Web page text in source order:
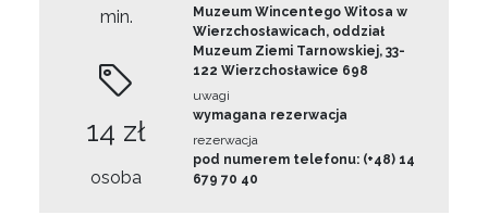
min.
14 zł
osoba
Muzeum Wincentego Witosa w
Wierzchosławicach, oddział
Muzeum Ziemi Tarnowskiej, 33-
122 Wierzchosławice 698
uwagi
wymagana rezerwacja
rezerwacja
pod numerem telefonu: (+48) 14
679 70 40